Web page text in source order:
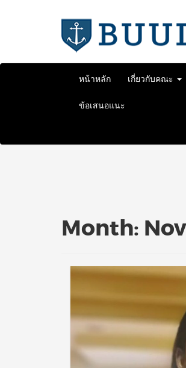
หน้าหลัก เกี่ยวกับคณะ
ข้อเสนอแนะ
Month: